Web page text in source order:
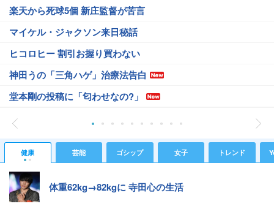
楽天から死球5個 新庄監督が苦言
マイケル・ジャクソン来日秘話
ヒコロヒー 割引お握り買わない
神田うの「三角ハゲ」治療法告白
堂本剛の投稿に「匂わせなの?」
健康 芸能 ゴシップ 女子 トレンド
体重62kg→82kgに 寺田心の生活